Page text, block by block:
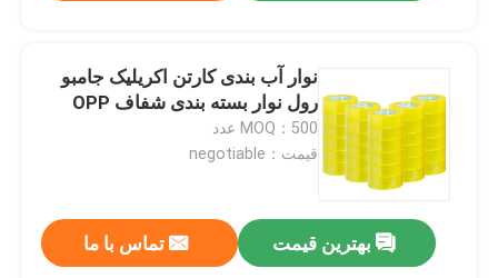
نوار آب بندی کارتن اکریلیک جامبو
رول نوار بسته بندی شفاف OPP
MOQ：500 عدد
قیمت：negotiable
بهترین قیمت تماس با ما